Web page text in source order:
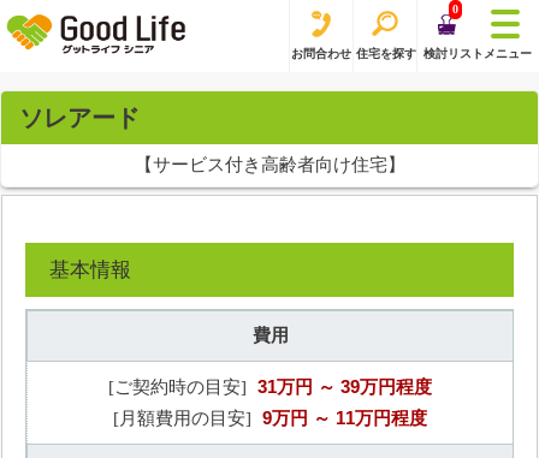
お問合わせ 住宅を探す
0
検討リスト メニュー
ソレアード
【サービス付き高齢者向け住宅】
基本情報
費用
[ご契約時の目安] 31万円 ～ 39万円程度
[月額費用の目安] 9万円 ～ 11万円程度